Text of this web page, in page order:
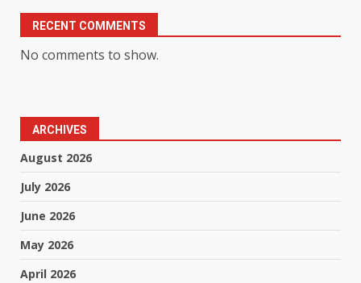
RECENT COMMENTS
No comments to show.
ARCHIVES
August 2026
July 2026
June 2026
May 2026
April 2026